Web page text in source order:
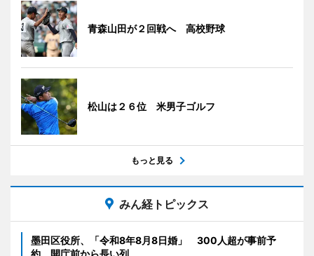
青森山田が２回戦へ 高校野球
松山は２６位 米男子ゴルフ
もっと見る
みん経トピックス
墨田区役所、「令和8年8月8日婚」 300人超が事前予
約、開庁前から長い列